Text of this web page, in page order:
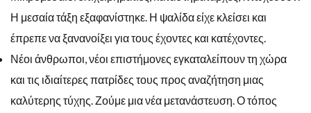
Η μεσαία τάξη εξαφανίστηκε. Η ψαλίδα είχε κλείσει και
έπρεπε να ξανανοίξει για τους έχοντες και κατέχοντες.
Νέοι άνθρωποι, νέοι επιστήμονες εγκαταλείπουν τη χώρα
και τις ιδιαίτερες πατρίδες τους προς αναζήτηση μιας
καλύτερης τύχης. Ζούμε μια νέα μετανάστευση. Ο τόπος